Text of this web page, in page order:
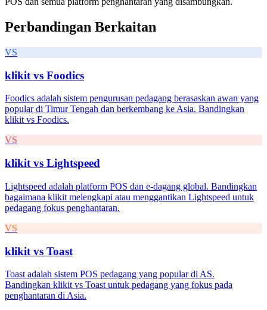
Perbandingan Berkaitan
VS
klikit vs Foodics
Foodics adalah sistem pengurusan pedagang berasaskan awan yang
popular di Timur Tengah dan berkembang ke Asia. Bandingkan
klikit vs Foodics.
VS
klikit vs Lightspeed
Lightspeed adalah platform POS dan e-dagang global. Bandingkan
bagaimana klikit melengkapi atau menggantikan Lightspeed untuk
pedagang fokus penghantaran.
VS
klikit vs Toast
Toast adalah sistem POS pedagang yang popular di AS.
Bandingkan klikit vs Toast untuk pedagang yang fokus pada
penghantaran di Asia.